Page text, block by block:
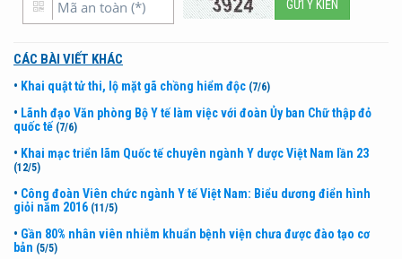
CÁC BÀI VIẾT KHÁC
• Khai quật tử thi, lộ mặt gã chồng hiểm độc (7/6)
• Lãnh đạo Văn phòng Bộ Y tế làm việc với đoàn Ủy ban Chữ thập đỏ
quốc tế (7/6)
• Khai mạc triển lãm Quốc tế chuyên ngành Y dược Việt Nam lần 23
(12/5)
• Công đoàn Viên chức ngành Y tế Việt Nam: Biểu dương điển hình
giỏi năm 2016 (11/5)
• Gần 80% nhân viên nhiễm khuẩn bệnh viện chưa được đào tạo cơ
bản (5/5)